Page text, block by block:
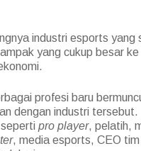
industri esports yang
yang cukup besar
profesi baru
dengan industri
pro player, pelatih,
, media esports, CEO